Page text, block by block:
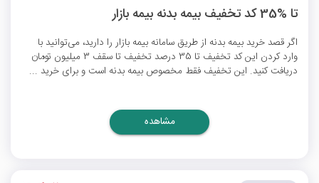
تا %35 کد تخفیف بیمه بدنه بیمه بازار
اگر قصد خرید بیمه بدنه از طریق سامانه بیمه بازار را دارید، می‌توانید با
وارد کردن این کد تخفیف تا 35 درصد تخفیف تا سقف 3 میلیون تومان
دریافت کنید. این تخفیف فقط مخصوص بیمه بدنه است و برای خرید ...
مشاهده